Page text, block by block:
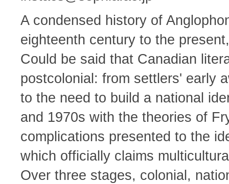
A condensed history of
eighteenth century to the
Could be said that Canadian
postcolonial: from settlers' early
to the need to build a national
and 1970s with the theories of
complications presented to the
which officially claims
Over three stages, colonial,